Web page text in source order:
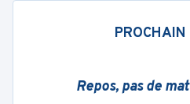
PROCHAIN
Repos, pas de